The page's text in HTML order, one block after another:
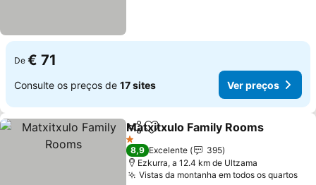
De € 71
Consulte os preços de 17 sites Ver preços
PartilharAdicionar aos favoritos
Matxitxulo Family Rooms
1 Estrelas
8,9 Excelente
395
Ezkurra, a 12.4 km de Ultzama
Vistas da montanha em todos os quartos